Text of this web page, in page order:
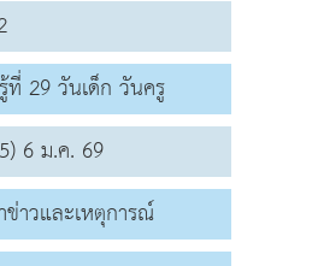
ที่ 29 วันเด็ก วันครู
6 ม.ค. 69
าวและเหตุการณ์